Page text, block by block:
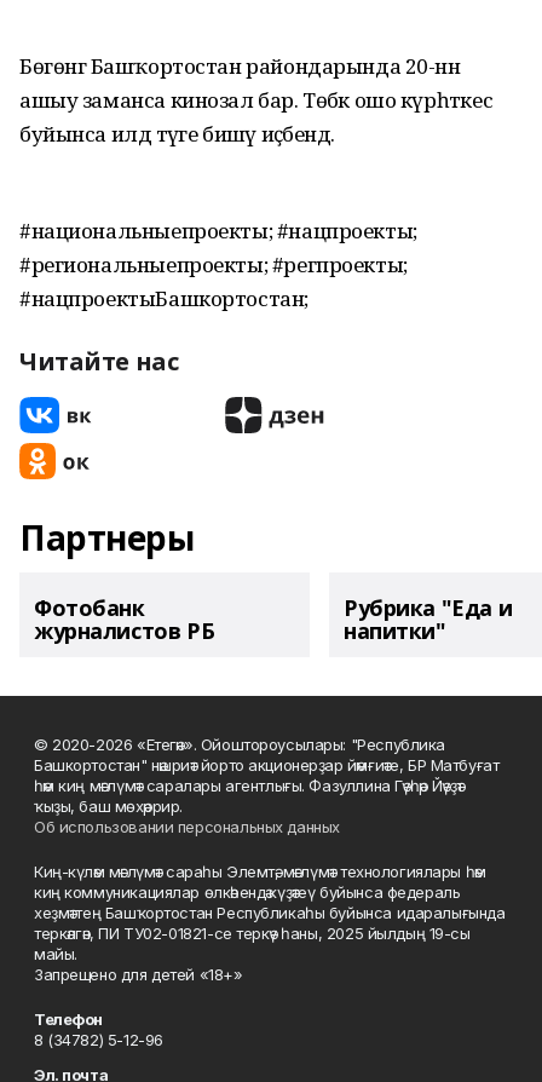
Бөгөнгә Башҡортостан райондарында 20-нән
ашыу заманса кинозал бар. Төбәк ошо күрһәткес
буйынса илдә тәүге бишәү иҫәбендә.
#национальныепроекты; #нацпроекты;
#региональныепроекты; #регпроекты;
#нацпроектыБашкортостан;
Читайте нас
Партнеры
Фотобанк
журналистов РБ
Рубрика "Еда и
напитки"
© 2020-2026 «Етегән». Ойоштороусылары: "Республика
Башкортостан" нәшриәт йорто акционерҙар йәмғиәте, БР Матбуғат
һәм киң мәғлүмәт саралары агентлығы. Фазуллина Гәүһәр Йәүҙәт
ҡыҙы, баш мөхәррир.
Об использовании персональных данных
Киң-күләм мәғлүмәт сараһы Элемтә, мәғлүмәт технологиялары һәм
киң коммуникациялар өлкәһендә күҙәтеү буйынса федераль
хеҙмәттең Башҡортостан Республикаһы буйынса идаралығында
теркәлгән, ПИ ТУ02-01821-се теркәү һаны, 2025 йылдың 19-сы
майы.
Запрещено для детей «18+»
Телефон
8 (34782) 5-12-96
Эл. почта